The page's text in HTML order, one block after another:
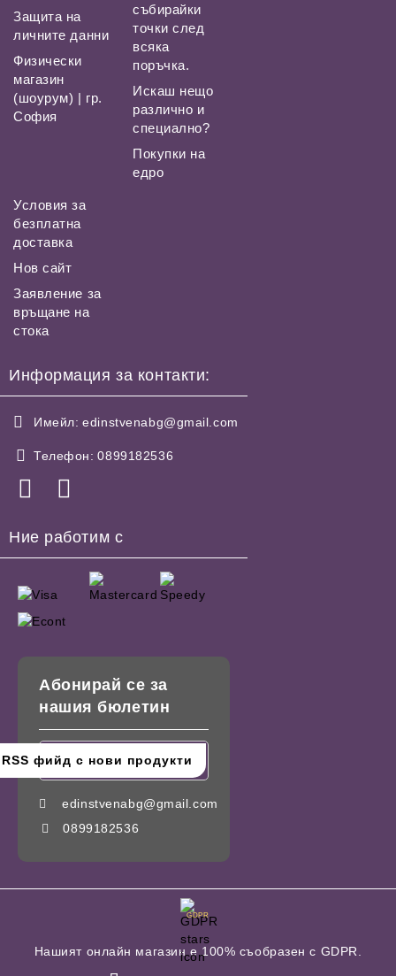
Защита на
личните данни
Физически
магазин
(шоурум) | гр.
София
събирайки
точки след
всяка
поръчка.
Искаш нещо
различно и
специално?
Покупки на
едро
Условия за
безплатна
доставка
Нов сайт
Заявление за
връщане на
стока
Информация за контакти:
Имейл: edinstvenabg@gmail.com
Телефон: 0899182536
Ние работим с
Абонирай се за
нашия бюлетин
edinstvenabg@gmail.com
0899182536
GDPR
Нашият онлайн магазин е 100% съобразен с GDPR.